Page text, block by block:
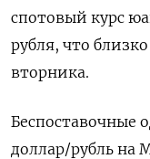
спотовый курс
рубля, что
вторника.
Беспоставочные
доллар/рубль на